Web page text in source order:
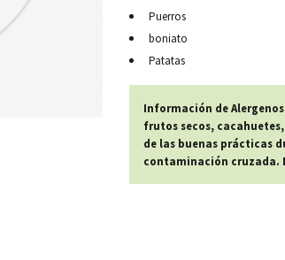
Puerros
boniato
Patatas
Información de
frutos secos,
de las buenas prácticas
contaminación cruzada.